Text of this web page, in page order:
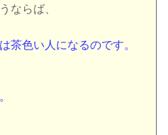
ならば、
茶色い人になるのです。